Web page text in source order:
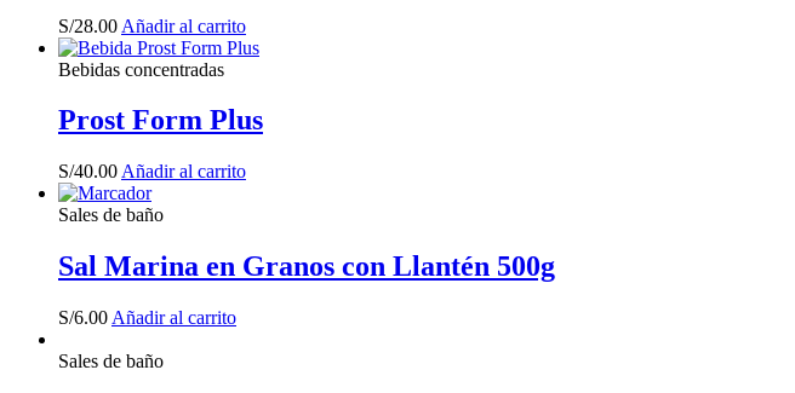
S/28.00 Añadir al carrito
Bebidas concentradas
Prost Form Plus
S/40.00 Añadir al carrito
Sales de baño
Sal Marina en Granos con Llantén 500g
S/6.00 Añadir al carrito
Sales de baño